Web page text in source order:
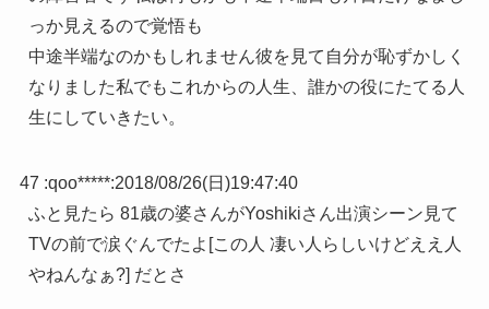
っか見えるので覚悟も
中途半端なのかもしれません彼を見て自分が恥ずかしく
なりました私でもこれからの人生、誰かの役にたてる人
生にしていきたい。
47 :qoo*****:2018/08/26(日)19:47:40
ふと見たら 81歳の婆さんがYoshikiさん出演シーン見て
TVの前で涙ぐんでたよ[この人 凄い人らしいけどええ人
やねんなぁ?] だとさ